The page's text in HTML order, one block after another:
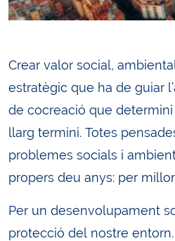
Crear valor social,
estratègic que ha de guiar
de cocreació que
llarg termini. Totes
problemes socials i
propers deu anys: per
Per un desenvolupament
protecció del nostre